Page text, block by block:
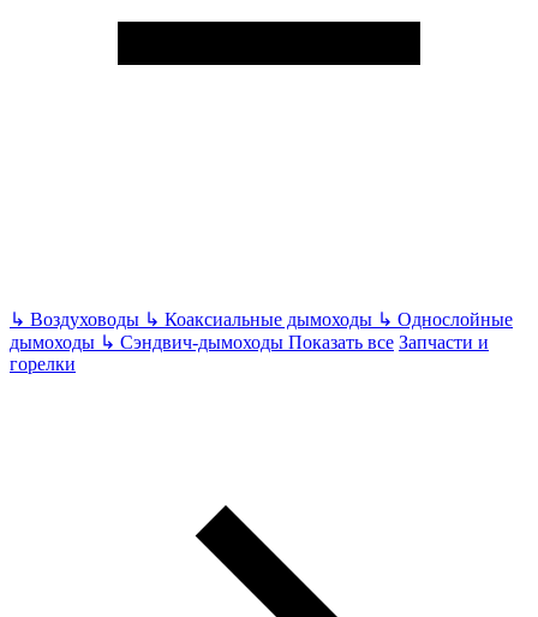
↳ Воздуховоды ↳ Коаксиальные дымоходы ↳ Однослойные
дымоходы ↳ Сэндвич-дымоходы Показать все Запчасти и
горелки